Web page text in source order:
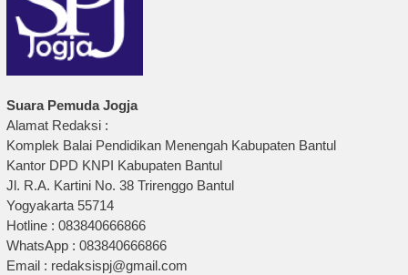
Suara Pemuda Jogja
Alamat Redaksi :
Komplek Balai Pendidikan Menengah Kabupaten Bantul
Kantor DPD KNPI Kabupaten Bantul
Jl. R.A. Kartini No. 38 Trirenggo Bantul
Yogyakarta 55714
Hotline : 083840666866
WhatsApp : 083840666866
Email : redaksispj@gmail.com